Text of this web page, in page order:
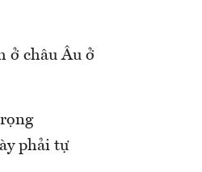
ở châu Âu ở
phải tự